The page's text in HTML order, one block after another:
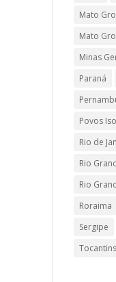
Mato
Mato
Minas
Paraná
Povos
Rio de
Rio
Rio
Roraima
Sergipe
Tocantins